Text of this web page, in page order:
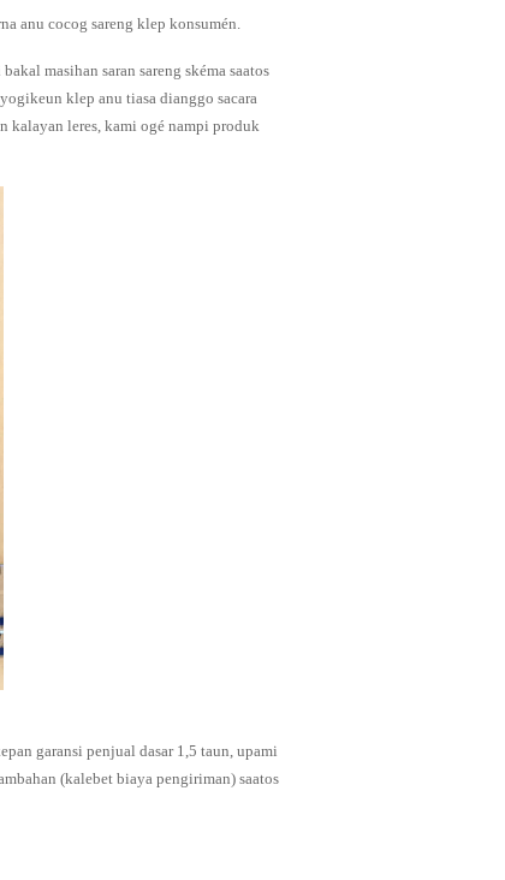
anu cocog sareng klep konsumén.
masihan saran sareng skéma saatos
klep anu tiasa dianggo sacara
kalayan leres, kami ogé nampi produk
garansi penjual dasar 1,5 taun, upami
(kalebet biaya pengiriman) saatos